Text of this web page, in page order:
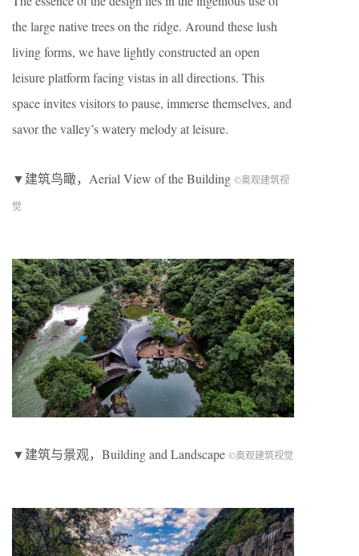
the large native trees on the ridge. Around these lush
living forms, we have lightly constructed an open
leisure platform facing vistas in all directions. This
space invites visitors to pause, immerse themselves, and
savor the valley’s watery melody at leisure.
▼建筑鸟瞰，Aerial View of the Building ©奥观建筑视
觉
▼建筑与景观，Building and Landscape ©奥观建筑视觉